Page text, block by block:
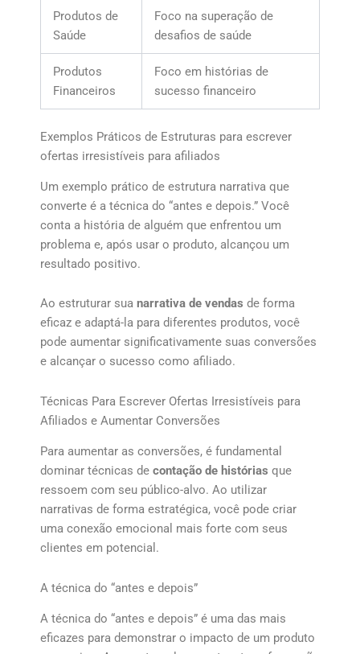
Produtos de
Saúde
Foco na superação de
desafios de saúde
Produtos
Financeiros
Foco em histórias de
sucesso financeiro
Exemplos Práticos de Estruturas para escrever
ofertas irresistíveis para afiliados
Um exemplo prático de estrutura narrativa que
converte é a técnica do “antes e depois.” Você
conta a história de alguém que enfrentou um
problema e, após usar o produto, alcançou um
resultado positivo.
Ao estruturar sua narrativa de vendas de forma
eficaz e adaptá-la para diferentes produtos, você
pode aumentar significativamente suas conversões
e alcançar o sucesso como afiliado.
Técnicas Para Escrever Ofertas Irresistíveis para
Afiliados e Aumentar Conversões
Para aumentar as conversões, é fundamental
dominar técnicas de contação de histórias que
ressoem com seu público-alvo. Ao utilizar
narrativas de forma estratégica, você pode criar
uma conexão emocional mais forte com seus
clientes em potencial.
A técnica do “antes e depois”
A técnica do “antes e depois” é uma das mais
eficazes para demonstrar o impacto de um produto